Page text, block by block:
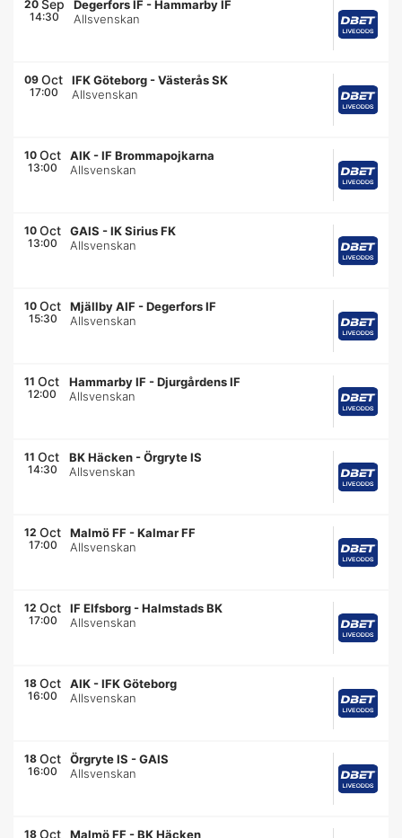
20 Sep
14:30
Degerfors IF -Hammarby IF
Allsvenskan
09 Oct
17:00
IFK Göteborg -Västerås SK
Allsvenskan
10 Oct
13:00
AIK -IF Brommapojkarna
Allsvenskan
10 Oct
13:00
GAIS -IK Sirius FK
Allsvenskan
10 Oct
15:30
Mjällby AIF -Degerfors IF
Allsvenskan
11 Oct
12:00
Hammarby IF -Djurgårdens IF
Allsvenskan
11 Oct
14:30
BK Häcken -Örgryte IS
Allsvenskan
12 Oct
17:00
Malmö FF -Kalmar FF
Allsvenskan
12 Oct
17:00
IF Elfsborg -Halmstads BK
Allsvenskan
18 Oct
16:00
AIK -IFK Göteborg
Allsvenskan
18 Oct
16:00
Örgryte IS -GAIS
Allsvenskan
18 Oct Malmö FF -BK Häcken